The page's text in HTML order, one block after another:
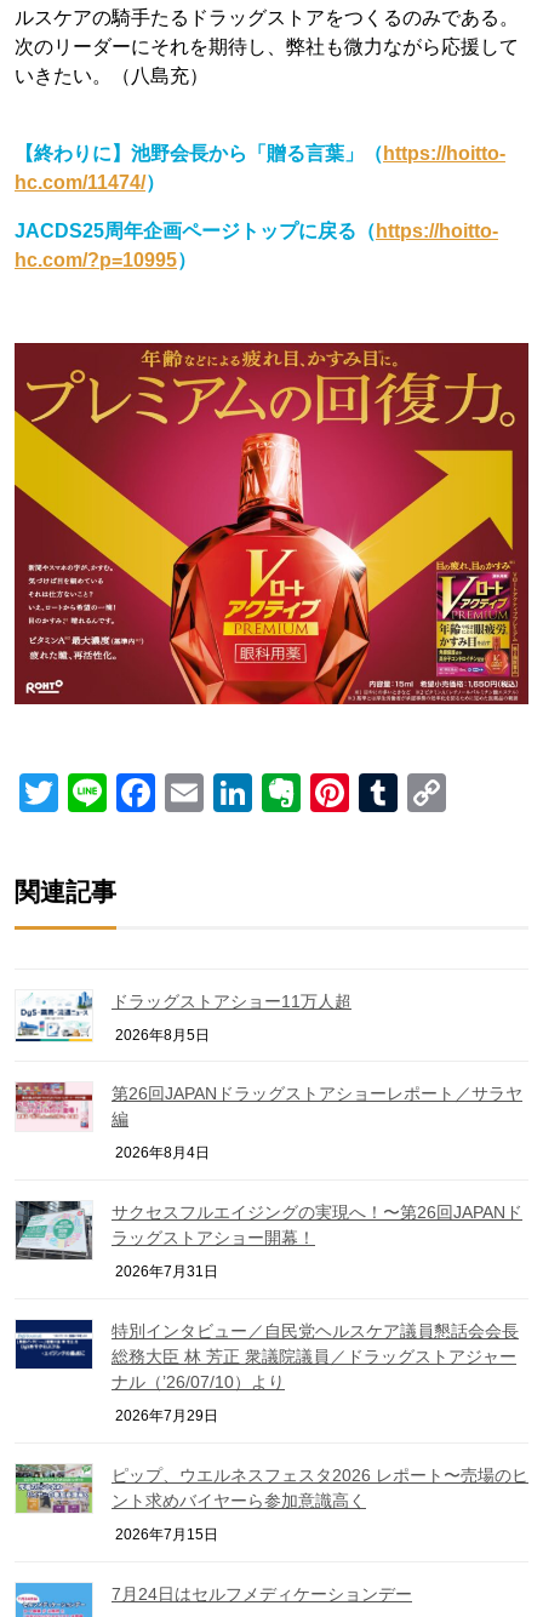
ルスケアの騎手たるドラッグストアをつくるのみである。
次のリーダーにそれを期待し、弊社も微力ながら応援して
いきたい。（八島充）
【終わりに】池野会長から「贈る言葉」（ https://hoitto-
hc.com/11474/）
JACDS25周年企画ページトップに戻る（ https://hoitto-
hc.com/?p=10995）
Twitter
LineFacebook
EmailLinkedIn
Evernote
Pinterest
Tumblr
関連記事
ドラッグストアショー11万人超
2026年8月5日
第26回JAPANドラッグストアショーレポート／サラヤ
編
2026年8月4日
サクセスフルエイジングの実現へ！〜第26回JAPANド
ラッグストアショー開幕！
2026年7月31日
特別インタビュー／自民党ヘルスケア議員懇話会会長
総務大臣 林 芳正 衆議院議員／ドラッグストアジャー
ナル（’26/07/10）より
2026年7月29日
ピップ、ウエルネスフェスタ2026 レポート〜売場のヒ
ント求めバイヤーら参加意識高く
2026年7月15日
7月24日はセルフメディケーションデー